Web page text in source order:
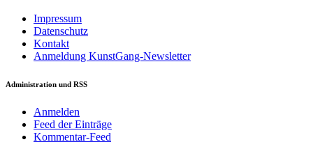
Impressum
Datenschutz
Kontakt
Anmeldung KunstGang-Newsletter
Administration und RSS
Anmelden
Feed der Einträge
Kommentar-Feed